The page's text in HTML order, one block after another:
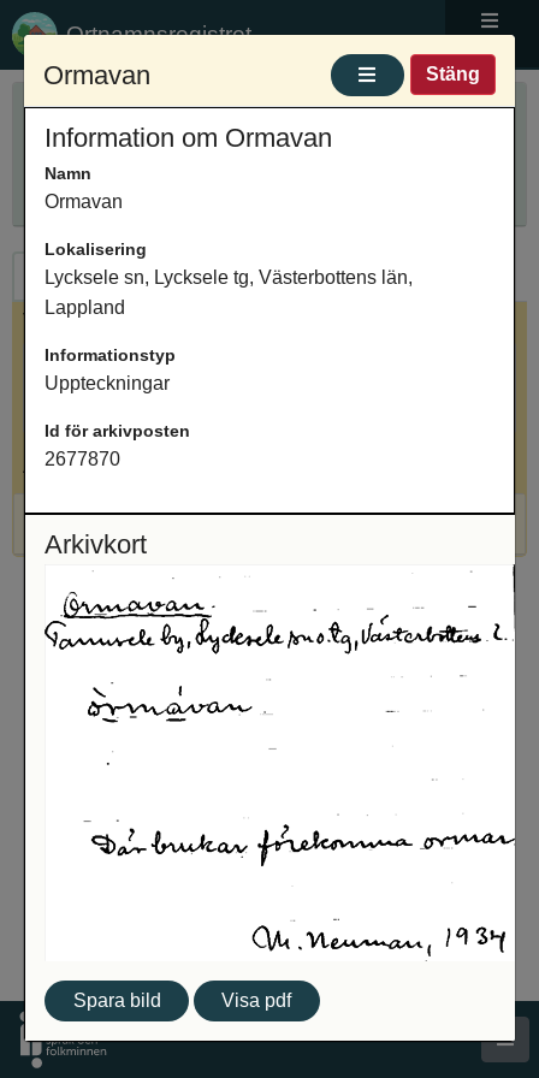
Ortnamnsregistret
Sök ortnamn
Anpassa sökning Ange ortnamn
Innehåller
Ortnamn Arkivposter
Valt ortnamn
Ormavan, naturnamn, Lycksele sn, Lycksele tg,
Antal arkivposter: 1
Ormavan Stäng
Information om Ormavan
Namn
Ormavan
Lokalisering
Lycksele sn, Lycksele tg, Västerbottens län,
Lappland
Informationstyp
Uppteckningar
Id för arkivposten
2677870
Arkivkort
Spara bild Visa pdf